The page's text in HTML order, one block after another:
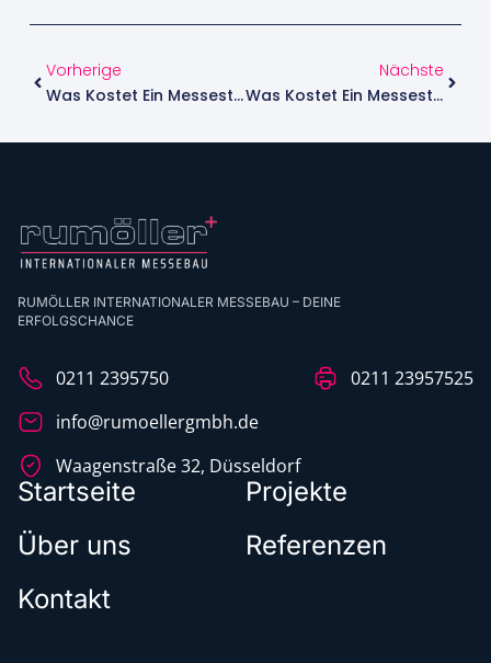
Vorherige
Was Kostet Ein Messestand Durchschnittlich In Deutschland?
Nächste
Was Kostet Ein Messestand Auf Der Grünen Woche?
RUMÖLLER INTERNATIONALER MESSEBAU – DEINE
ERFOLGSCHANCE
0211 2395750
0211 23957525
info@rumoellergmbh.de
Waagenstraße 32, Düsseldorf
Startseite
Projekte
Über uns
Referenzen
Kontakt